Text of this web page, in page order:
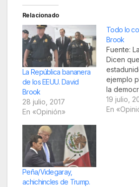
Relacionado
La República bananera
de los EEUU. David
Brook
28 julio, 2017
En «Opinión»
Todo lo
Brook
Fuente:
Dicen
ejemplo
la
esto
19 julio,
En
Peña/Videgaray,
achichincles de Trump.